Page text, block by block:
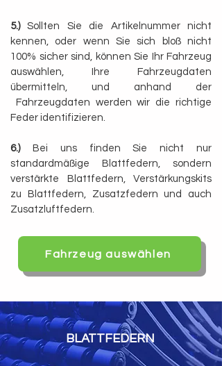
5.)Sollten Sie die Artikelnummer nicht
kennen, oder wenn Sie sich bloß nicht
100% sicher sind, können Sie Ihr Fahrzeug
auswählen, Ihre Fahrzeugdaten
übermitteln, und anhand der
Fahrzeugdaten werden wir die richtige
Feder identifizieren.
6.)Bei uns finden Sie nicht nur
standardmäßige Blattfedern, sondern
verstärkte Blattfedern, Verstärkungskits
zu Blattfedern, Zusatzfedern und auch
Zusatzluftfedern.
Fahrzeug auswählen
BLATTFEDERN